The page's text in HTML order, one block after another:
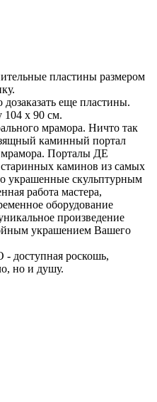
пластины размером
еще пластины.
104 х 90 см.
мрамора. Ничто так
каминный портал
Порталы ДЕ
каминов из самых
украшенные скульптурным
работа мастера,
оборудование
произведение
украшением Вашего
роскошь,
но и душу.